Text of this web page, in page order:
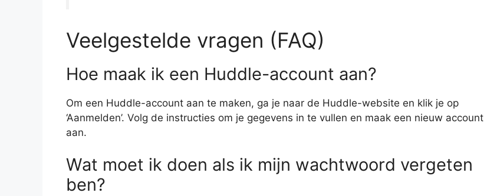
Veelgestelde vragen (FAQ)
Hoe maak ik een Huddle-account aan?
Om een Huddle-account aan te maken, ga je naar de Huddle-website en klik je op
‘Aanmelden’. Volg de instructies om je gegevens in te vullen en maak een nieuw account
aan.
Wat moet ik doen als ik mijn wachtwoord vergeten
ben?